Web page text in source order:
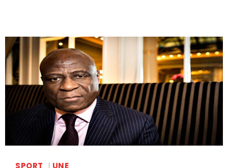
SPORT UNE